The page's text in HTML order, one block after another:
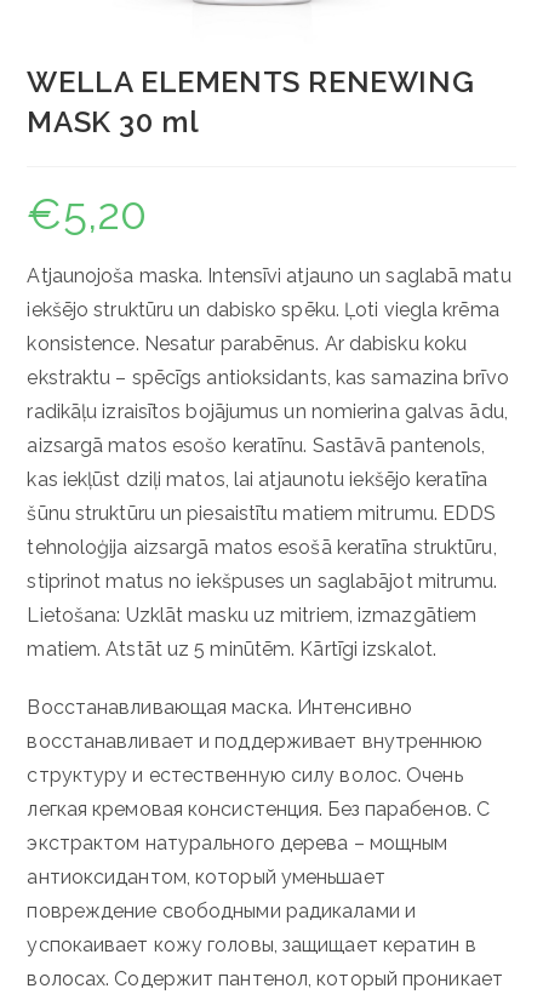
WELLA ELEMENTS RENEWING
MASK 30 ml
€5,20
Аtjaunojoša maska. Intensīvi atjauno un saglabā matu
iekšējo struktūru un dabisko spēku. Ļoti viegla krēma
konsistence. Nesatur parabēnus. Ar dabisku koku
ekstraktu – spēcīgs antioksidants, kas samazina brīvo
radikāļu izraisītos bojājumus un nomierina galvas ādu,
aizsargā matos esošo keratīnu. Sastāvā pantenols,
kas iekļūst dziļi matos, lai atjaunotu iekšējo keratīna
šūnu struktūru un piesaistītu matiem mitrumu. EDDS
tehnoloģija aizsargā matos esošā keratīna struktūru,
stiprinot matus no iekšpuses un saglabājot mitrumu.
Lietošana: Uzklāt masku uz mitriem, izmazgātiem
matiem. Atstāt uz 5 minūtēm. Kārtīgi izskalot.
Восстанавливающая маска. Интенсивно
восстанавливает и поддерживает внутреннюю
структуру и естественную силу волос. Очень
легкая кремовая консистенция. Без парабенов. С
экстрактом натурального дерева – мощным
антиоксидантом, который уменьшает
повреждение свободными радикалами и
успокаивает кожу головы, защищает кератин в
волосах. Содержит пантенол, который проникает